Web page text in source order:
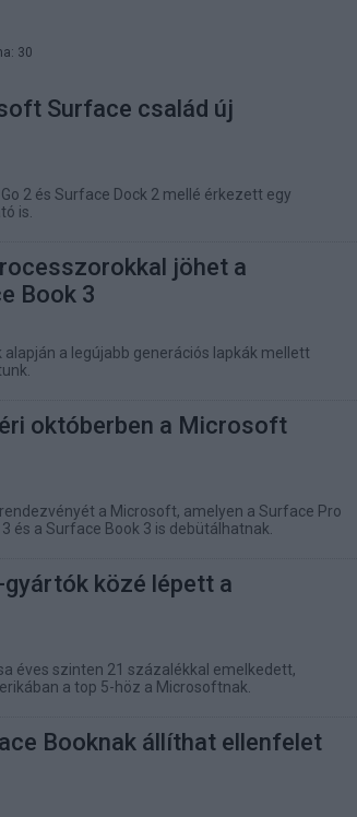
30
Surface család új
2 és Surface Dock 2 mellé érkezett egy
is.
jöhet a
Book 3
a legújabb generációs lapkák mellett
októberben a Microsoft
a Microsoft, amelyen a Surface Pro
és a Surface Book 3 is debütálhatnak.
gyártók közé lépett a
éves szinten 21 százalékkal emelkedett,
a top 5-höz a Microsoftnak.
Booknak állíthat ellenfelet